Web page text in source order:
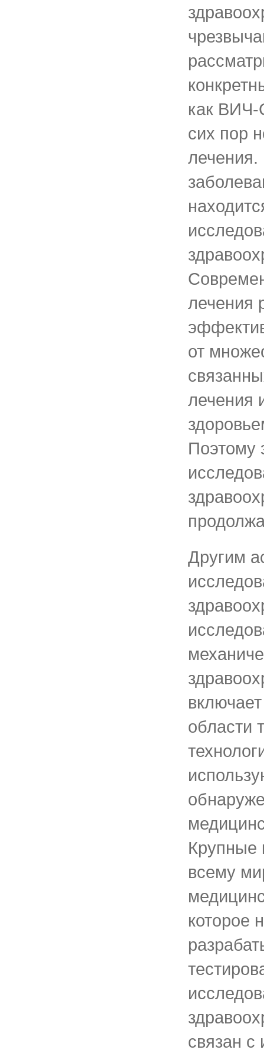
как
сих пор
лечения
от
лечения
Поэтому
Другим
области
Крупные
всему
которое
связан